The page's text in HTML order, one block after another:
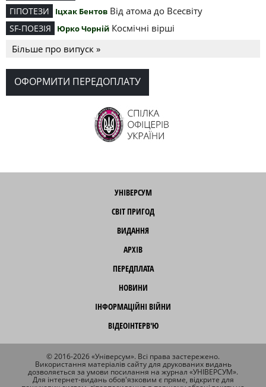
ГІПОТЕЗИ Іцхак Бентов Від атома до Всесвіту
SF-ПОЕЗІЯ Юрко Чорній Космічні вірші
Більше про випуск »
ОФОРМИТИ ПЕРЕДОПЛАТУ
УНІВЕРСУМ
СВІТ ПРИГОД
ВИДАННЯ
АРХІВ
ПЕРЕДПЛАТА
НОВИНИ
ІНФОРМАЦІЙНІ ВІЙНИ
ВІДЕОІНТЕРВ'Ю
© 2016-2026 «Універсум». Всі права застережено.
Використання матеріалів сайту для друкованих видань
дозволяється за умови посилання на журнал «УНІВЕРСУМ».
Для інтернет-видань обов'язковим є пряме, відкрите для